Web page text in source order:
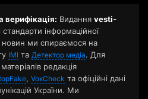
верифікація: Видання vesti-
стандарти інформаційної
новин ми спираємося на
ІМІ та Детектор медіа. Для
редакція
, VoxCheck та офіційні дані
України. Ми